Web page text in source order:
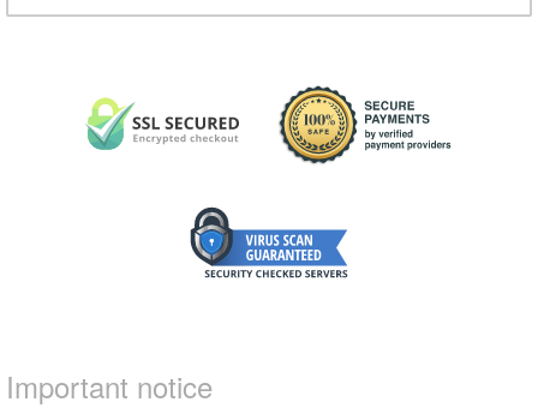
Important notice